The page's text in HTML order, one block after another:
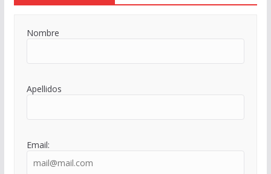
Nombre
Apellidos
Email: